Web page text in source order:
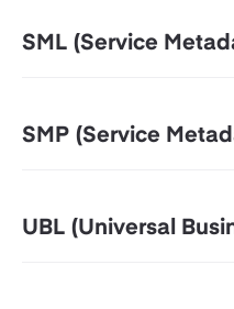
SML (Service
SMP (Service
UBL (Universal